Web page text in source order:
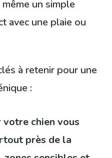
un simple
avec une plaie ou
à retenir pour une
:
chien vous
près de la